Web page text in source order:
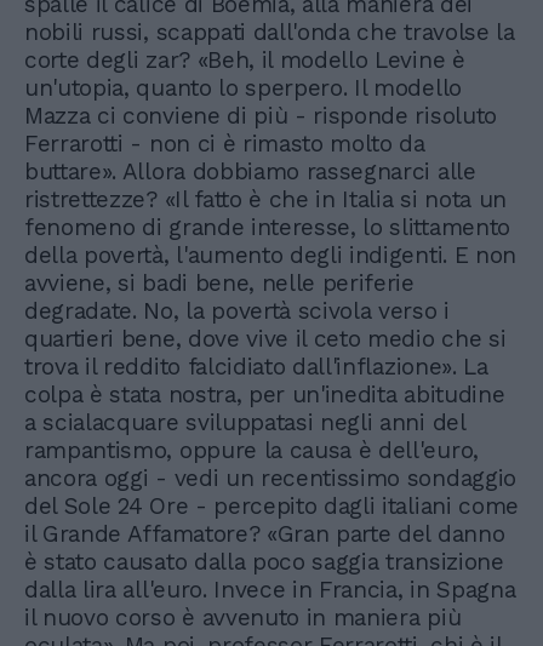
nobili russi, scappati dall'onda che travolse la
corte degli zar? «Beh, il modello Levine è
un'utopia, quanto lo sperpero. Il modello
Mazza ci conviene di più - risponde risoluto
Ferrarotti - non ci è rimasto molto da
buttare». Allora dobbiamo rassegnarci alle
ristrettezze? «Il fatto è che in Italia si nota un
fenomeno di grande interesse, lo slittamento
della povertà, l'aumento degli indigenti. E non
avviene, si badi bene, nelle periferie
degradate. No, la povertà scivola verso i
quartieri bene, dove vive il ceto medio che si
trova il reddito falcidiato dall'inflazione». La
colpa è stata nostra, per un'inedita abitudine
a scialacquare sviluppatasi negli anni del
rampantismo, oppure la causa è dell'euro,
ancora oggi - vedi un recentissimo sondaggio
del Sole 24 Ore - percepito dagli italiani come
il Grande Affamatore? «Gran parte del danno
è stato causato dalla poco saggia transizione
dalla lira all'euro. Invece in Francia, in Spagna
il nuovo corso è avvenuto in maniera più